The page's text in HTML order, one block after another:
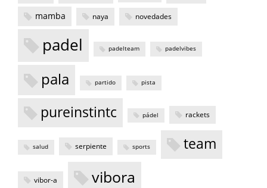
mamba naya novedades
padel padelteam padelvibes
pala partido pista
pureinstintc pádel rackets
salud serpiente sports team
vibor-a vibora